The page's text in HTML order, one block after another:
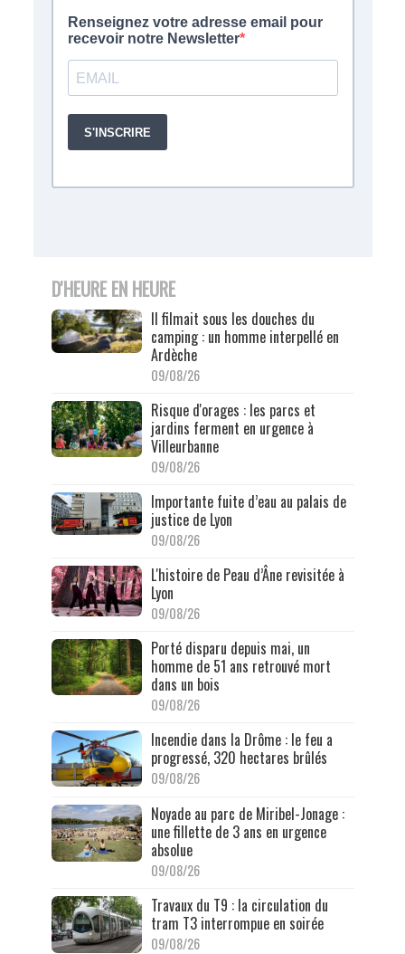
D'HEURE EN HEURE
Il filmait sous les douches du
camping : un homme interpellé en
Ardèche
09/08/26
Risque d'orages : les parcs et
jardins ferment en urgence à
Villeurbanne
09/08/26
Importante fuite d’eau au palais de
justice de Lyon
09/08/26
L'histoire de Peau d’Âne revisitée à
Lyon
09/08/26
Porté disparu depuis mai, un
homme de 51 ans retrouvé mort
dans un bois
09/08/26
Incendie dans la Drôme : le feu a
progressé, 320 hectares brûlés
09/08/26
Noyade au parc de Miribel-Jonage :
une fillette de 3 ans en urgence
absolue
09/08/26
Travaux du T9 : la circulation du
tram T3 interrompue en soirée
09/08/26